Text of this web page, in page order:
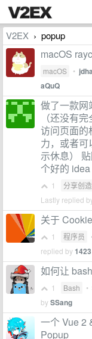
V2EX › popup
macOS
macOS •
aQuQ
做了一款网
（还没有
访问页面的
力，或者可
示休息）
个好的 idea
1 分享创造
Lastly replied
关于
1 程序员
replied by1423
如何让
1 Bash •
bySSang
一个 Vue 2
Popup